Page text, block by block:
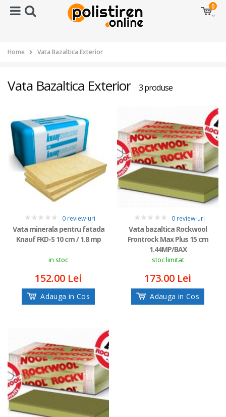
0
Home Vata Bazaltica Exterior
Vata Bazaltica Exterior 3 produse
0
0 review-uri
Vata minerala pentru fatada
Knauf FKD-S 10 cm / 1.8 mp
in stoc
152.00 Lei
Adauga in Cos
0
0 review-uri
Vata bazaltica Rockwool
Frontrock Max Plus 15 cm
1.44MP/BAX
stoc limitat
173.00 Lei
Adauga in Cos